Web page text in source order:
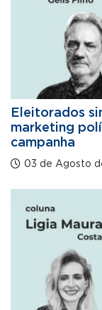
Eleitorados
marketing
campanha
03 de Agosto